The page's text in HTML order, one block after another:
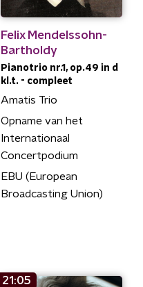
Felix Mendelssohn-
Bartholdy
Pianotrio nr.1, op.49 in d
kl.t. - compleet
Amatis Trio
Opname van het
Internationaal
Concertpodium
EBU (European
Broadcasting Union)
21:05